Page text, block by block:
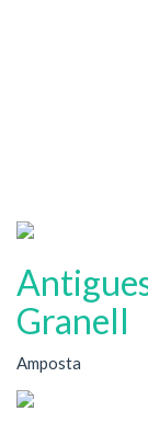
Granell
Amposta